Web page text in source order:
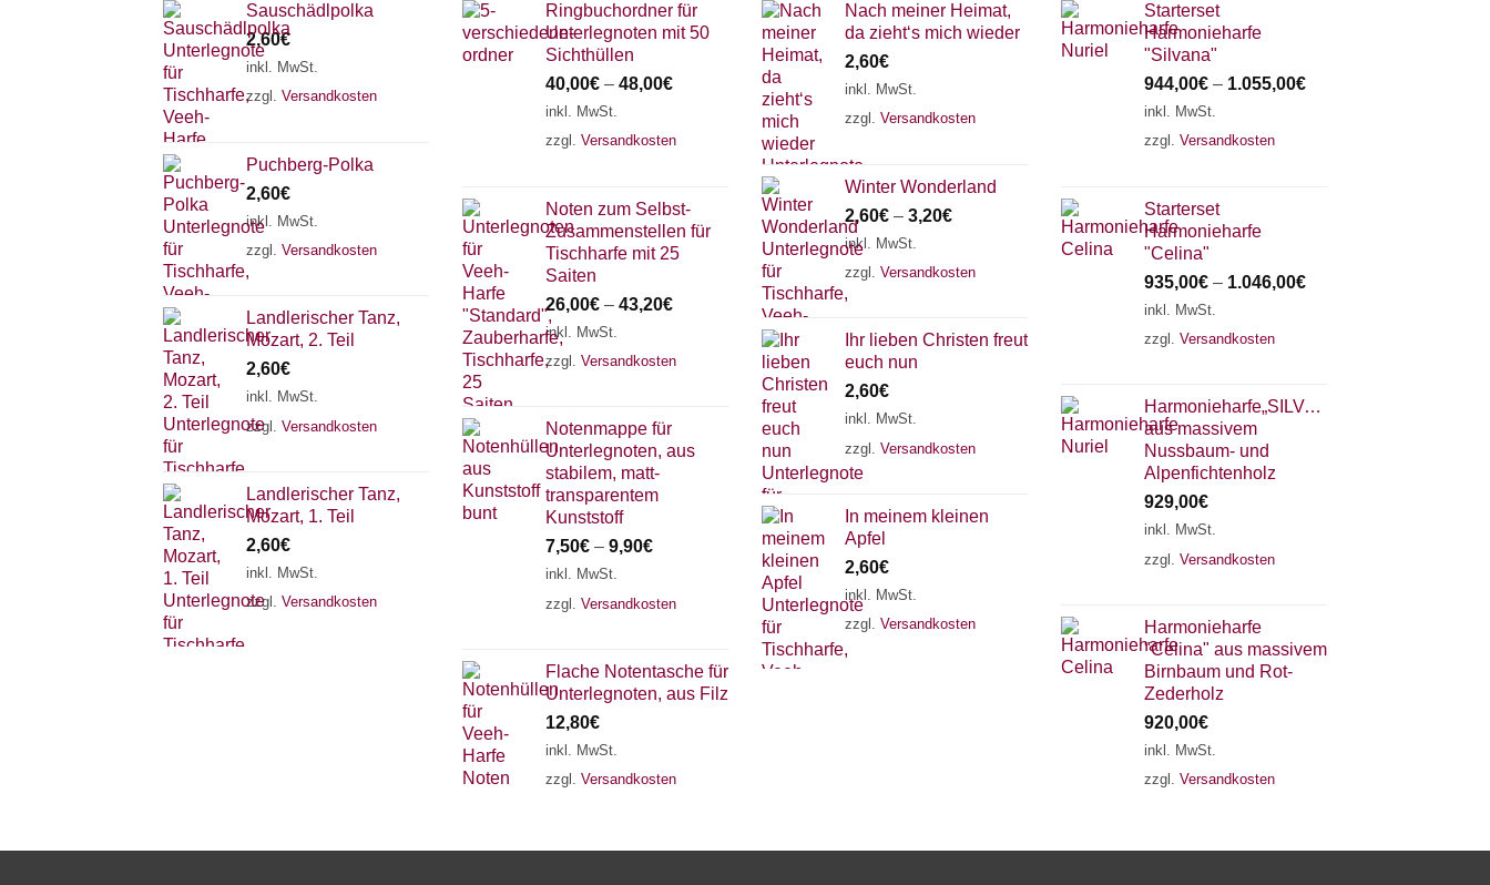
Sauschädlpolka
2,60€
inkl. MwSt.
zzgl. Versandkosten
Puchberg-Polka
2,60€
inkl. MwSt.
zzgl. Versandkosten
Landlerischer Tanz,
Mozart, 2. Teil
2,60€
inkl. MwSt.
zzgl. Versandkosten
Landlerischer Tanz,
Mozart, 1. Teil
2,60€
inkl. MwSt.
zzgl. Versandkosten
Ringbuchordner für
Unterlegnoten mit 50
Sichthüllen
40,00€ – 48,00€
inkl. MwSt.
zzgl. Versandkosten
Noten zum Selbst-
Zusammenstellen für
Tischharfe mit 25
Saiten
26,00€ – 43,20€
inkl. MwSt.
zzgl. Versandkosten
Notenmappe für
Unterlegnoten, aus
stabilem, matt-
transparentem
Kunststoff
7,50€ – 9,90€
inkl. MwSt.
zzgl. Versandkosten
Flache Notentasche für
Unterlegnoten, aus Filz
12,80€
inkl. MwSt.
zzgl. Versandkosten
Nach meiner Heimat,
da zieht‘s mich wieder
2,60€
inkl. MwSt.
zzgl. Versandkosten
Winter Wonderland
2,60€ – 3,20€
inkl. MwSt.
zzgl. Versandkosten
Ihr lieben Christen freut
euch nun
2,60€
inkl. MwSt.
zzgl. Versandkosten
In meinem kleinen
Apfel
2,60€
inkl. MwSt.
zzgl. Versandkosten
Starterset
Harmonieharfe
"Silvana"
944,00€ – 1.055,00€
inkl. MwSt.
zzgl. Versandkosten
Starterset
Harmonieharfe
"Celina"
935,00€ – 1.046,00€
inkl. MwSt.
zzgl. Versandkosten
Harmonieharfe„SILVANA"
aus massivem
Nussbaum- und
Alpenfichtenholz
929,00€
inkl. MwSt.
zzgl. Versandkosten
Harmonieharfe
"Celina" aus massivem
Birnbaum und Rot-
Zederholz
920,00€
inkl. MwSt.
zzgl. Versandkosten
18 SAITEN 21 SAITEN 25 SAITEN
AKKORDZITHER